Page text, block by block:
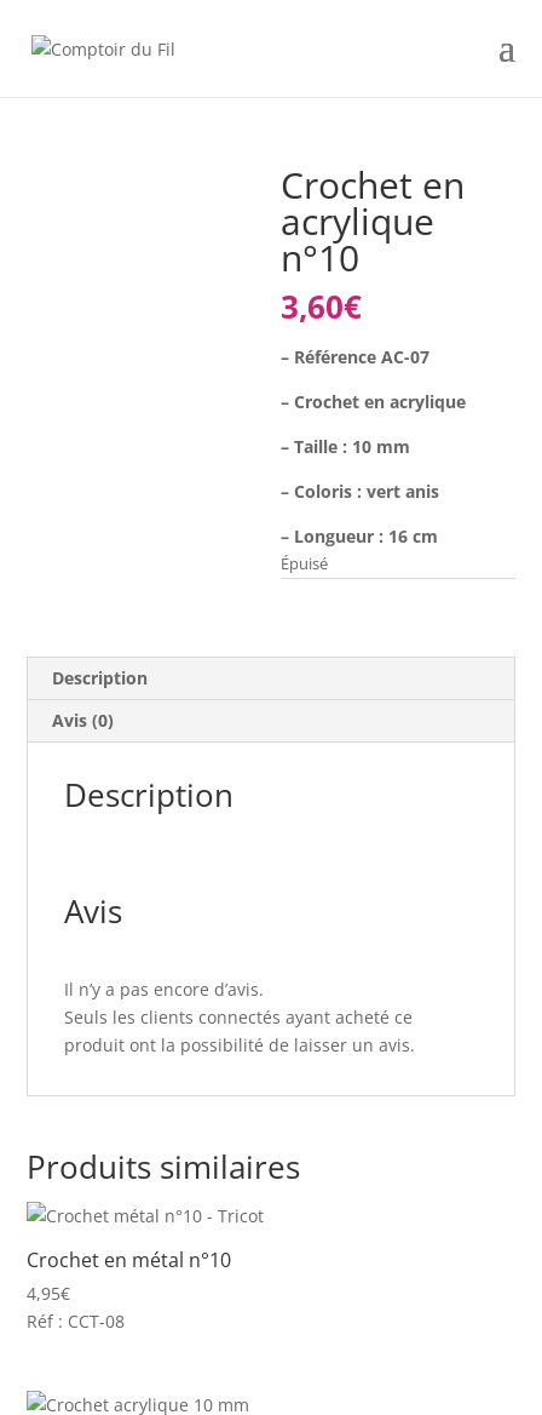
Crochet en
acrylique
n°10
3,60€
– Référence AC-07
– Crochet en acrylique
– Taille : 10 mm
– Coloris : vert anis
– Longueur : 16 cm
Épuisé
Description
Avis (0)
Description
Avis
Il n’y a pas encore d’avis.
Seuls les clients connectés ayant acheté ce
produit ont la possibilité de laisser un avis.
Produits similaires
Crochet en métal n°10
4,95€
Réf : CCT-08